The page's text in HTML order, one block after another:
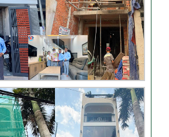
Đánh giá khách hàng xây
nhà tại Thủ Đức